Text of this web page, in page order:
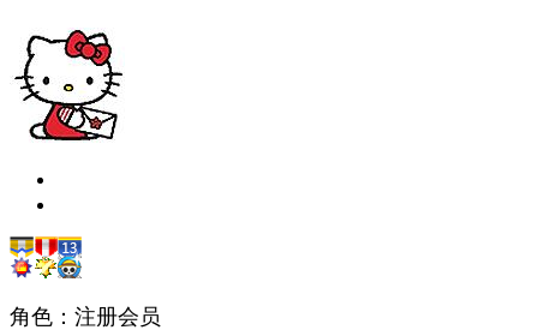
角色：注册会员